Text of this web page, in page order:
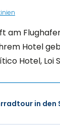
am
Hotel
Hotel,
in den